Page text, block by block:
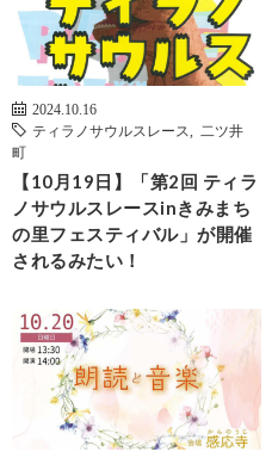
2024.10.16
ティラノサウルスレース
二ツ井
町
【10月19日】「第2回 ティラ
ノサウルスレースinきみまち
の里フェスティバル」が開催
されるみたい！